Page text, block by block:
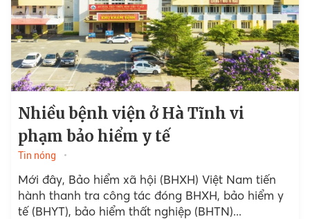
Nhiều bệnh viện ở Hà Tĩnh vi
phạm bảo hiểm y tế
Tin nóng
Mới đây, Bảo hiểm xã hội (BHXH) Việt Nam tiến
hành thanh tra công tác đóng BHXH, bảo hiểm y
tế (BHYT), bảo hiểm thất nghiệp (BHTN)...